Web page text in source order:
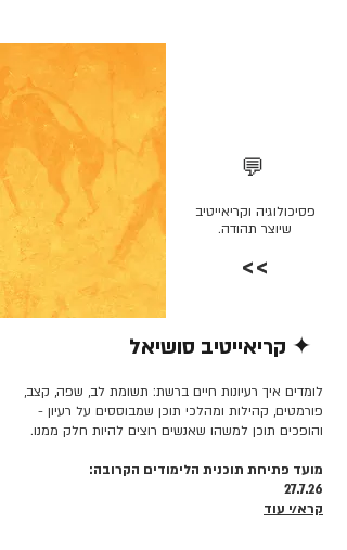
💬
פסיכולוגיה וקריאייטיב
שיוצר תהודה.
>>
✦ קריאייטיב סושיאל
לומדים איך רעיונות חיים ברשת: תשומת לב, שפה, קצב,
פורמטים, קהילות ומהלכי תוכן שמבוססים על רעיון -
והופכים תוכן למשהו שאנשים רוצים להיות חלק ממנו.
מועד פתיחת תוכנית הלימודים הקרובה:
27.7.26
קרא/י עוד